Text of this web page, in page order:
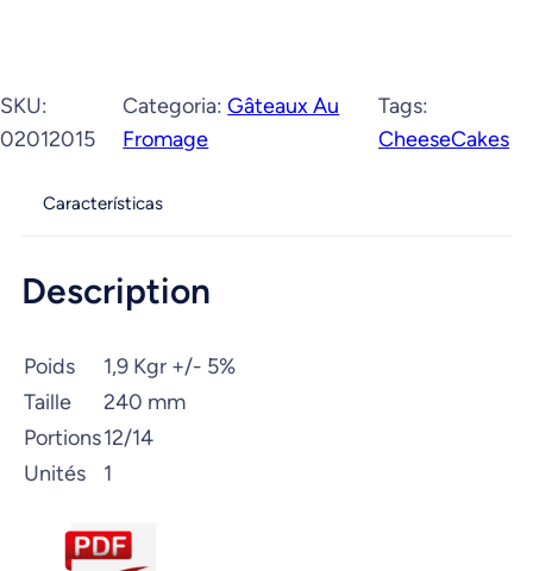
SKU:
02012015
Categoria:Gâteaux Au
Fromage
Tags:
CheeseCakes
Características
Description
Poids
1,9 Kgr +/- 5%
Taille
240 mm
Portions12/14
Unités
1